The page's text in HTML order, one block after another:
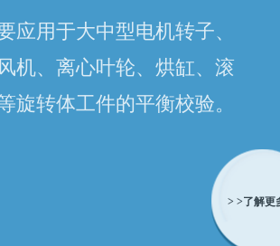
采用先进的电测系统，多重定
标系数组合，自动调整系统灵
敏度，换挡无跳跃。软硬件双
更稳、更准、更快。